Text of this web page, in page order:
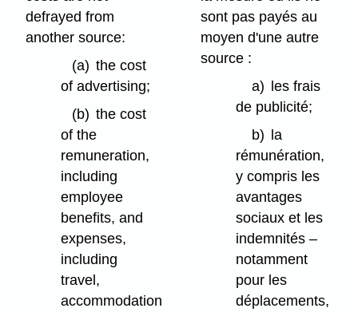
defrayed from
another source:
(a) the cost
of advertising;
(b) the cost
of the
remuneration,
including
employee
benefits, and
expenses,
including
travel,
accommodation
sont pas payés au
moyen d'une autre
source :
a)
les frais
de publicité;
b) la
rémunération,
y compris les
avantages
sociaux et les
indemnités –
notamment
pour les
déplacements,